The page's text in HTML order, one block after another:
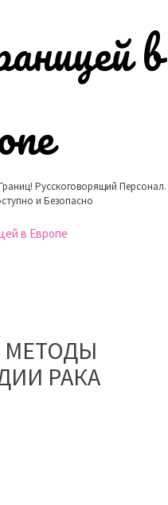
в
Русскоговорящий Персонал.
и Безопасно
РАКА